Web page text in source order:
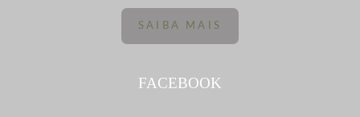
SAIBA MAIS
FACEBOOK